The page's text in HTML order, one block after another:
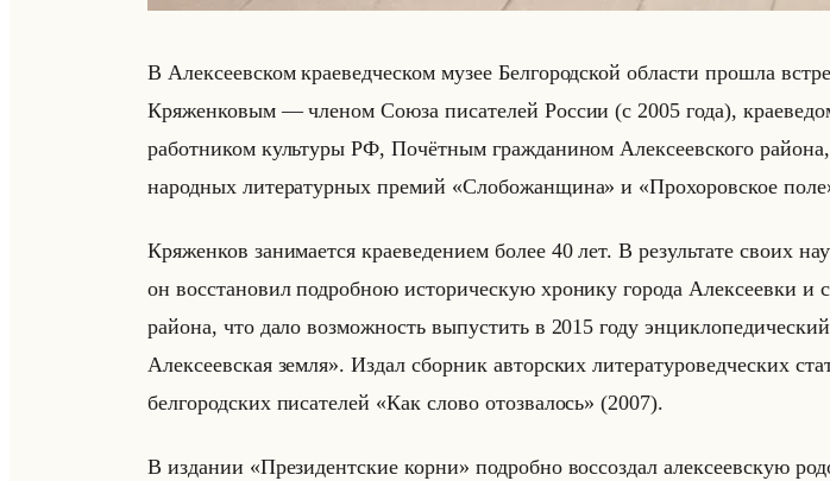
В Алек­се­ев­ском кра­евед­че­ском музее Бел­го­род­ской об­ла­сти про­шла
Кря­жен­ко­вым — чле­ном Союза пи­са­те­лей Рос­сии (с 2005 года),
ра­бот­ни­ком культу­ры РФ, По­чёт­ным граж­да­ни­ном Алек­се­ев­ско­го
на­род­ных ли­те­ра­тур­ных пре­мий «Слобожанщина» и «Прохоровское
Кря­жен­ков за­ни­ма­ет­ся кра­еве­де­ни­ем более 40 лет. В ре­зульта­те своих
он вос­ста­но­вил по­дроб­ною ис­то­ри­че­скую хро­ни­ку го­ро­да Алек­се­ев­ки и
райо­на, что дало воз­мож­ность вы­пу­стить в 2015 году
Алексеевская земля». Издал сбор­ник ав­тор­ских ли­те­ра­ту­ро­вед­че­ских
бел­го­род­ских пи­са­те­лей «Как слово отозвалось» (2007).
В из­да­нии «Президентские корни» по­дроб­но вос­со­здал алек­се­ев­скую